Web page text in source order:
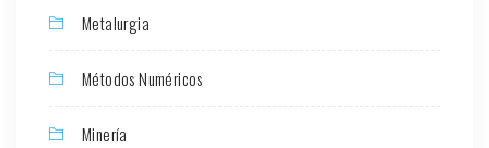
Metalurgia
Métodos Numéricos
Minería